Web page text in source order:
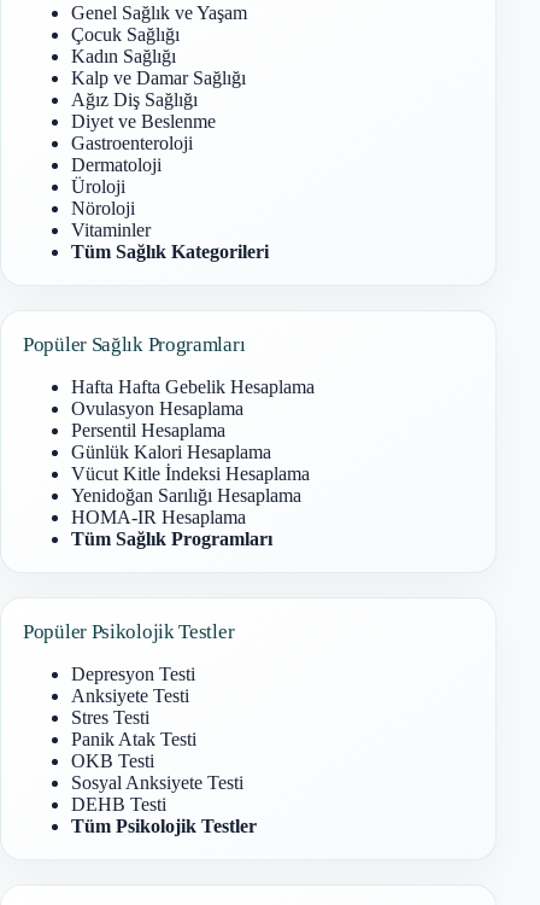
Genel Sağlık ve Yaşam
Çocuk Sağlığı
Kadın Sağlığı
Kalp ve Damar Sağlığı
Ağız Diş Sağlığı
Diyet ve Beslenme
Gastroenteroloji
Dermatoloji
Üroloji
Nöroloji
Vitaminler
Tüm Sağlık Kategorileri
Popüler Sağlık Programları
Hafta Hafta Gebelik Hesaplama
Ovulasyon Hesaplama
Persentil Hesaplama
Günlük Kalori Hesaplama
Vücut Kitle İndeksi Hesaplama
Yenidoğan Sarılığı Hesaplama
HOMA-IR Hesaplama
Tüm Sağlık Programları
Popüler Psikolojik Testler
Depresyon Testi
Anksiyete Testi
Stres Testi
Panik Atak Testi
OKB Testi
Sosyal Anksiyete Testi
DEHB Testi
Tüm Psikolojik Testler